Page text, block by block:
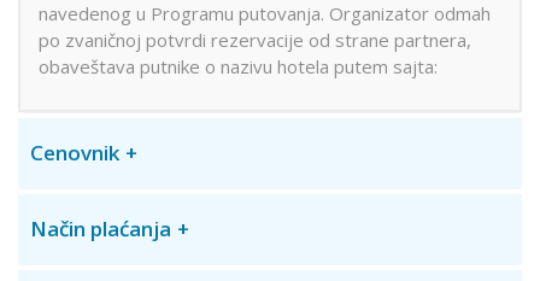
navedenog u Programu putovanja. Organizator odmah
po zvaničnoj potvrdi rezervacije od strane partnera,
obaveštava putnike o nazivu hotela putem sajta:
Cenovnik
Način plaćanja